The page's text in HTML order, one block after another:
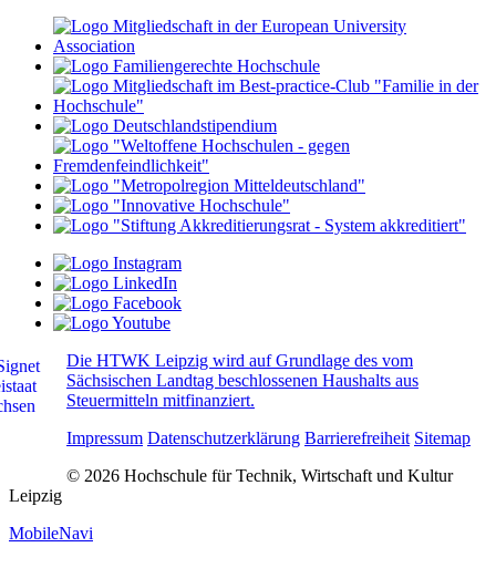
Die HTWK Leipzig wird auf Grundlage des vom
Sächsischen Landtag beschlossenen Haushalts aus
Steuermitteln mitfinanziert.
Impressum Datenschutzerklärung Barrierefreiheit Sitemap
© 2026 Hochschule für Technik, Wirtschaft und Kultur
Leipzig
MobileNavi